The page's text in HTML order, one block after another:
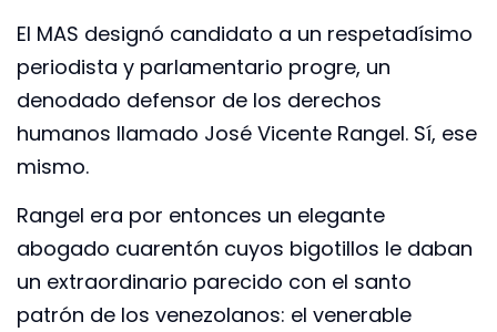
El MAS designó candidato a un respetadísimo
periodista y parlamentario progre, un
denodado defensor de los derechos
humanos llamado José Vicente Rangel. Sí, ese
mismo.
Rangel era por entonces un elegante
abogado cuarentón cuyos bigotillos le daban
un extraordinario parecido con el santo
patrón de los venezolanos: el venerable